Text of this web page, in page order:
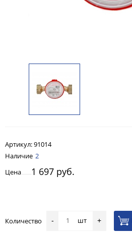
Артикул:91014
Наличие 2
Цена
1 697 руб.
Количество - шт +